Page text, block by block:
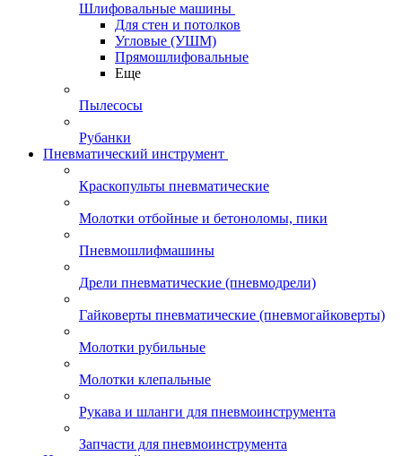
Шлифовальные машины
Для стен и потолков
Угловые (УШМ)
Прямошлифовальные
Еще
Пылесосы
Рубанки
Пневматический инструмент
Краскопульты пневматические
Молотки отбойные и бетоноломы, пики
Пневмошлифмашины
Дрели пневматические (пневмодрели)
Гайковерты пневматические (пневмогайковерты)
Молотки рубильные
Молотки клепальные
Рукава и шланги для пневмоинструмента
Запчасти для пневмоинструмента